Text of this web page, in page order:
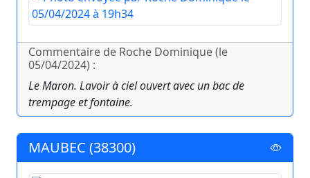
Commentaire de Roche Dominique (le
05/04/2024) :
Le Maron. Lavoir à ciel ouvert avec un bac de
trempage et fontaine.
MAUBEC (38300)